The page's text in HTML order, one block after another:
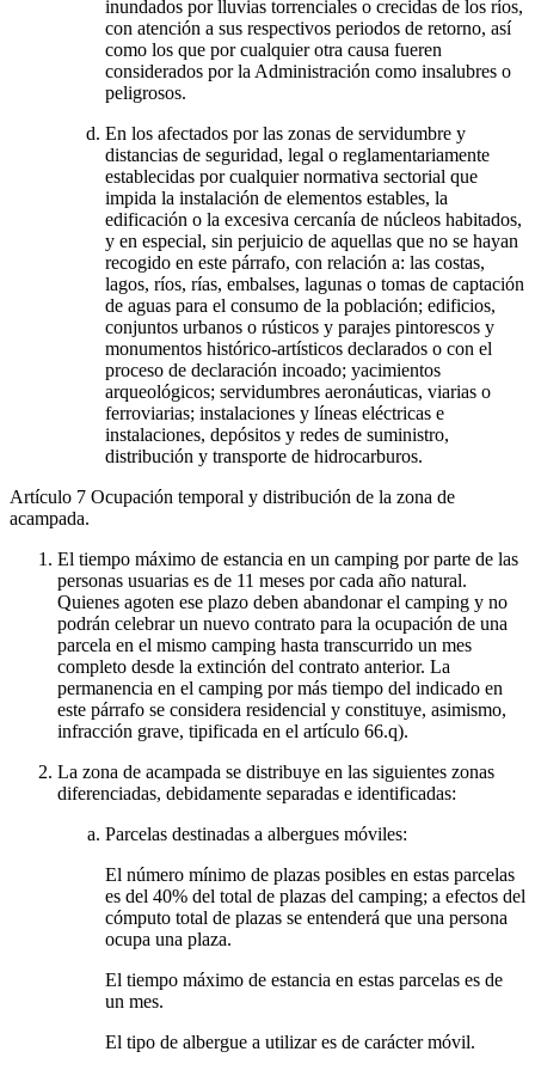
inundados por lluvias torrenciales o crecidas de los ríos,
con atención a sus respectivos periodos de retorno, así
como los que por cualquier otra causa fueren
considerados por la Administración como insalubres o
peligrosos.
En los afectados por las zonas de servidumbre y
distancias de seguridad, legal o reglamentariamente
establecidas por cualquier normativa sectorial que
impida la instalación de elementos estables, la
edificación o la excesiva cercanía de núcleos habitados,
y en especial, sin perjuicio de aquellas que no se hayan
recogido en este párrafo, con relación a: las costas,
lagos, ríos, rías, embalses, lagunas o tomas de captación
de aguas para el consumo de la población; edificios,
conjuntos urbanos o rústicos y parajes pintorescos y
monumentos histórico-artísticos declarados o con el
proceso de declaración incoado; yacimientos
arqueológicos; servidumbres aeronáuticas, viarias o
ferroviarias; instalaciones y líneas eléctricas e
instalaciones, depósitos y redes de suministro,
distribución y transporte de hidrocarburos.
Artículo 7 Ocupación temporal y distribución de la zona de
acampada.
El tiempo máximo de estancia en un camping por parte de las
personas usuarias es de 11 meses por cada año natural.
Quienes agoten ese plazo deben abandonar el camping y no
podrán celebrar un nuevo contrato para la ocupación de una
parcela en el mismo camping hasta transcurrido un mes
completo desde la extinción del contrato anterior. La
permanencia en el camping por más tiempo del indicado en
este párrafo se considera residencial y constituye, asimismo,
infracción grave, tipificada en el artículo 66.q).
La zona de acampada se distribuye en las siguientes zonas
diferenciadas, debidamente separadas e identificadas:
Parcelas destinadas a albergues móviles:
El número mínimo de plazas posibles en estas parcelas
es del 40% del total de plazas del camping; a efectos del
cómputo total de plazas se entenderá que una persona
ocupa una plaza.
El tiempo máximo de estancia en estas parcelas es de
un mes.
El tipo de albergue a utilizar es de carácter móvil.